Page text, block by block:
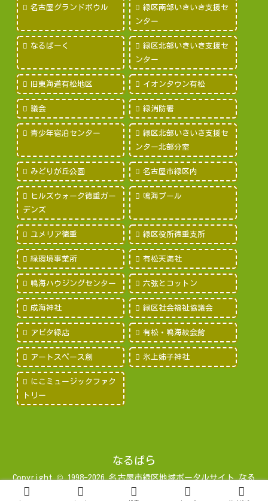
名古屋グランドボウル
緑区南部いきいき支援セ
ンター
なるぱーく
緑区北部いきいき支援セ
ンター
旧東海道有松地区 イオンタウン有松
議会 緑消防署
青少年宿泊センター
緑区北部いきいき支援セ
ンター北部分室
みどりが丘公園 名古屋市緑区内
ヒルズウォーク徳重ガー
デンズ
鳴海プール
ユメリア徳重 緑区役所徳重支所
緑環境事業所 有松天満社
鳴海ハウジングセンター 六弦とコットン
成海神社 緑区社会福祉協議会
アピタ緑店 有松・鳴海絞会館
アートスペース創 氷上姉子神社
にこミュージックファク
トリー
なるぱら
Copyright © 1998-2026 名古屋市緑区地域ポータルサイト なる